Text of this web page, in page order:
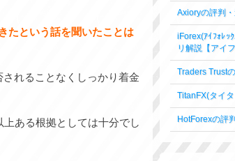
たという話を聞いたことは
れることなくしっかり着金
ある根拠としては十分でし
Axioryの評判
iForex(ｱｲﾌｫﾚｯ
リ解説【アイフ
Traders Trust
TitanFX(タイ
HotForexの評